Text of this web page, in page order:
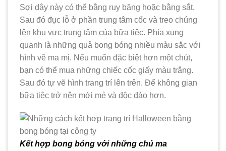
Sợi dây này có thể bằng ruy băng hoặc bằng sắt.
Sau đó đục lỗ ở phần trung tâm cốc và treo chúng
lên khu vực trung tâm của bữa tiệc. Phía xung
quanh là những quả bong bóng nhiều màu sắc với
hình vẽ ma mị. Nếu muốn đặc biệt hơn một chút,
bạn có thể mua những chiếc cốc giấy màu trắng.
Sau đó tự vẽ hình trang trí lên trên. Để không gian
bữa tiệc trở nên mới mẻ và độc đáo hơn.
Kết hợp bong bóng với những chú ma